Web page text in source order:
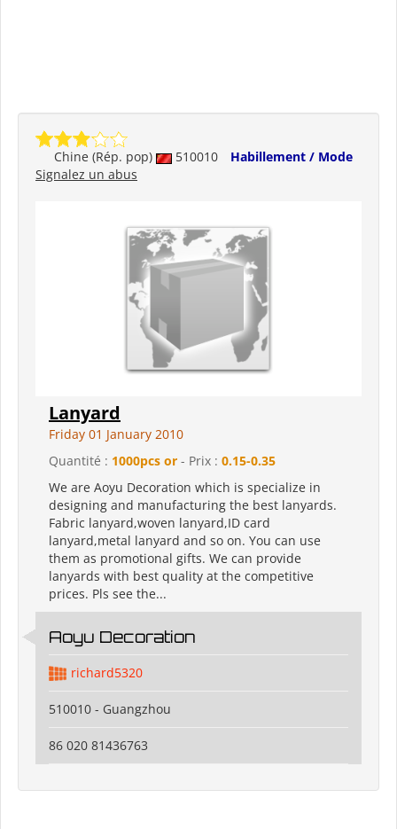
Chine (Rép. pop) 510010
Habillement / Mode
Signalez un abus
Lanyard
Friday 01 January 2010
Quantité : 1000pcs or - Prix : 0.15-0.35
We are Aoyu Decoration which is specialize in
designing and manufacturing the best lanyards.
Fabric lanyard,woven lanyard,ID card
lanyard,metal lanyard and so on. You can use
them as promotional gifts. We can provide
lanyards with best quality at the competitive
prices. Pls see the...
Aoyu Decoration
richard5320
510010 - Guangzhou
86 020 81436763